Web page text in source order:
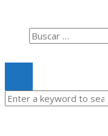
Buscar: